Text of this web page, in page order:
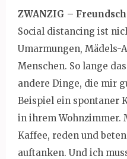
ZWANZIG –
Social distancing ist
Umarmungen, Mädels-
Menschen. So lange
andere Dinge, die mir
Beispiel ein spontaner
in ihrem Wohnzimmer.
Kaffee, reden und
auftanken. Und ich